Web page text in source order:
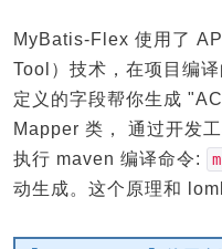
MyBatis-Flex 使用了
Tool）技术，在项目编
定义的字段帮你生成
Mapper 类， 通过开发
执行 maven 编译命令:
动生成。这个原理和